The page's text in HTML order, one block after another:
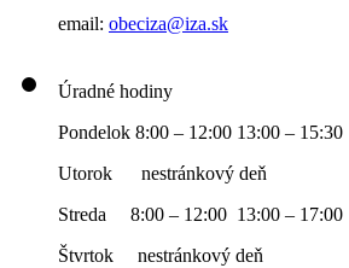
email: obeciza@iza.sk
Úradné hodiny
Pondelok 8:00 – 12:00 13:00 – 15:30
Utorok nestránkový deň
Streda 8:00 – 12:00 13:00 – 17:00
Štvrtok nestránkový deň